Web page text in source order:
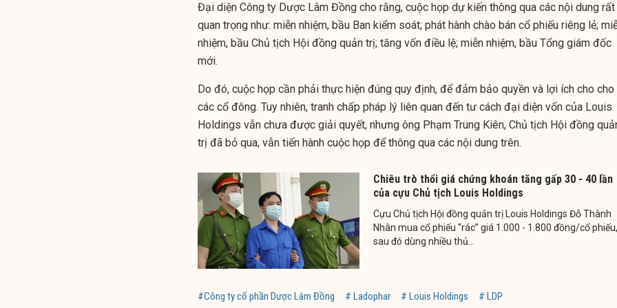
Đại diện Công ty Dược Lâm Đồng cho rằng, cuộc họp dự kiến thông qua các nội dung rất
quan trọng như: miễn nhiệm, bầu Ban kiểm soát; phát hành chào bán cổ phiếu riêng lẻ;
nhiệm, bầu Chủ tịch Hội đồng quản trị; tăng vốn điều lệ; miễn nhiệm, bầu Tổng giám đốc
mới.
Do đó, cuộc họp cần phải thực hiện đúng quy định, để đảm bảo quyền và lợi ích cho cho
các cổ đông. Tuy nhiên, tranh chấp pháp lý liên quan đến tư cách đại diện vốn của Louis
Holdings vẫn chưa được giải quyết, nhưng ông Phạm Trung Kiên, Chủ tịch Hội đồng
trị đã bỏ qua, vẫn tiến hành cuộc họp để thông qua các nội dung trên.
Chiêu trò thổi giá chứng khoán tăng gấp 30 - 40 lần
của cựu Chủ tịch Louis Holdings
Cựu Chủ tịch Hội đồng quản trị Louis Holdings Đỗ Thành
Nhân mua cổ phiếu “rác” giá 1.000 - 1.800 đồng/cổ phiếu,
sau đó dùng nhiều thủ...
#Công ty cổ phần Dược Lâm Đồng # Ladophar # Louis Holdings # LDP